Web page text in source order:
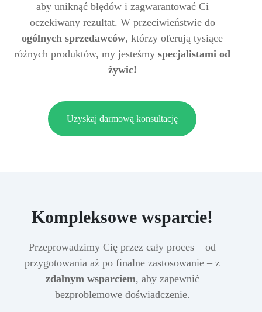
aby uniknąć błędów i zagwarantować Ci
oczekiwany rezultat. W przeciwieństwie do
ogólnych sprzedawców, którzy oferują tysiące
różnych produktów, my jesteśmy specjalistami od
żywic!
Uzyskaj darmową konsultację
Kompleksowe wsparcie!
Przeprowadzimy Cię przez cały proces – od
przygotowania aż po finalne zastosowanie – z
zdalnym wsparciem, aby zapewnić
bezproblemowe doświadczenie.